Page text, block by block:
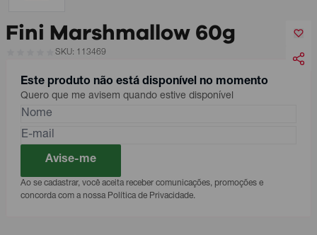
Fini Marshmallow 60g
SKU: 113469
Este produto não está disponível no momento
Quero que me avisem quando estive disponível
Avise-me
Ao se cadastrar, você aceita receber comunicações, promoções e
concorda com a nossa Política de Privacidade.